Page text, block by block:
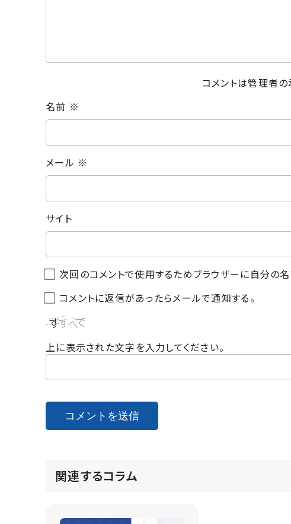
コメントは管理者
名前 ※
メール ※
サイト
次回のコメントで使用するためブラウザーに自分の名
コメントに返信があったらメールで通知する。
上に表示された文字を入力してください。
関連するコラム